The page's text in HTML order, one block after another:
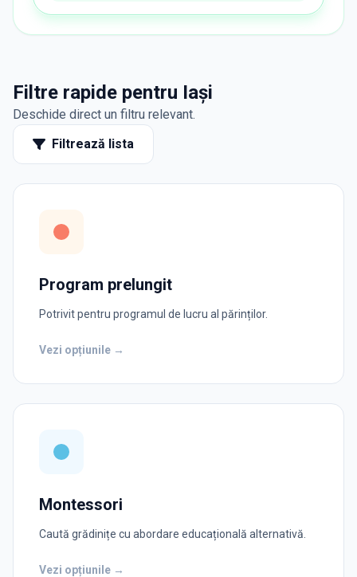
Filtre rapide pentru Iași
Deschide direct un filtru relevant.
Filtrează lista
Program prelungit
Potrivit pentru programul de lucru al părinților.
Vezi opțiunile →
Montessori
Caută grădinițe cu abordare educațională alternativă.
Vezi opțiunile →